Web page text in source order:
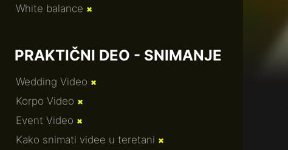
White balance ✖
PRAKTIČNI DEO - SNIMANJE
Wedding Video ✖
Korpo Video ✖
Event Video ✖
Kako snimati videe u teretani ✖